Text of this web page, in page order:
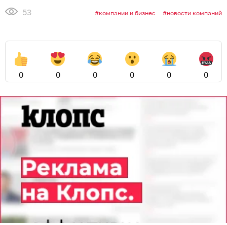
53 компании и бизнес новости компаний
0 0 0 0 0 0